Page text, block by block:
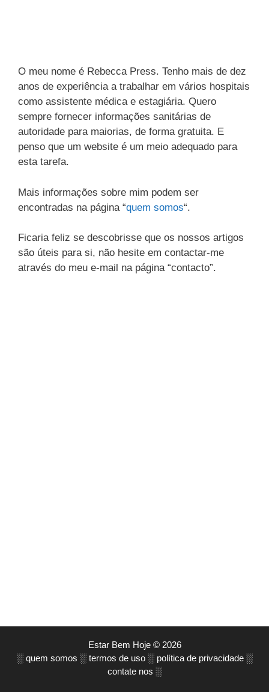
O meu nome é Rebecca Press. Tenho mais de dez
anos de experiência a trabalhar em vários hospitais
como assistente médica e estagiária. Quero
sempre fornecer informações sanitárias de
autoridade para maiorias, de forma gratuita. E
penso que um website é um meio adequado para
esta tarefa.
Mais informações sobre mim podem ser
encontradas na página “quem somos“.
Ficaria feliz se descobrisse que os nossos artigos
são úteis para si, não hesite em contactar-me
através do meu e-mail na página “contacto”.
Estar Bem Hoje © 2026
░ quem somos ░ termos de uso░ política de privacidade░
contate nos ░